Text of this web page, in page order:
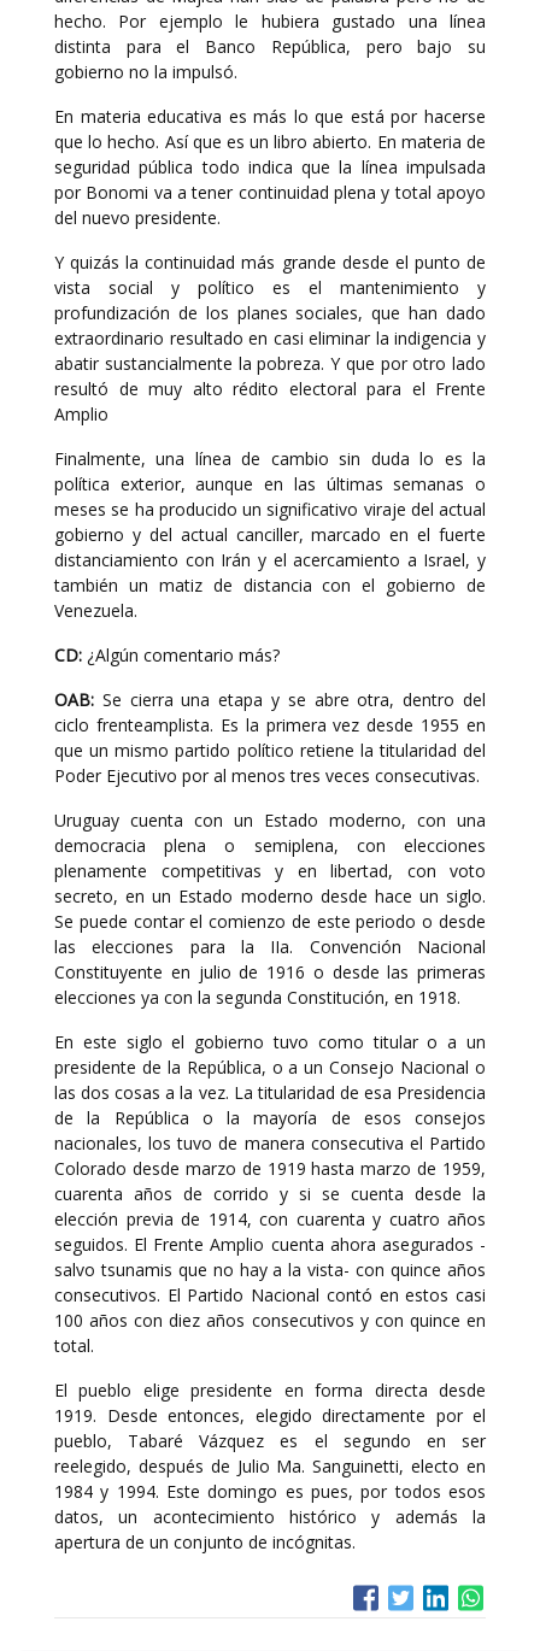
hecho. Por ejemplo le hubiera gustado una línea
distinta para el Banco República, pero bajo su
gobierno no la impulsó.
En materia educativa es más lo que está por hacerse
que lo hecho. Así que es un libro abierto. En materia de
seguridad pública todo indica que la línea impulsada
por Bonomi va a tener continuidad plena y total apoyo
del nuevo presidente.
Y quizás la continuidad más grande desde el punto de
vista social y político es el mantenimiento y
profundización de los planes sociales, que han dado
extraordinario resultado en casi eliminar la indigencia y
abatir sustancialmente la pobreza. Y que por otro lado
resultó de muy alto rédito electoral para el Frente
Amplio
Finalmente, una línea de cambio sin duda lo es la
política exterior, aunque en las últimas semanas o
meses se ha producido un significativo viraje del actual
gobierno y del actual canciller, marcado en el fuerte
distanciamiento con Irán y el acercamiento a Israel, y
también un matiz de distancia con el gobierno de
Venezuela.
CD: ¿Algún comentario más?
OAB: Se cierra una etapa y se abre otra, dentro del
ciclo frenteamplista. Es la primera vez desde 1955 en
que un mismo partido político retiene la titularidad del
Poder Ejecutivo por al menos tres veces consecutivas.
Uruguay cuenta con un Estado moderno, con una
democracia plena o semiplena, con elecciones
plenamente competitivas y en libertad, con voto
secreto, en un Estado moderno desde hace un siglo.
Se puede contar el comienzo de este periodo o desde
las elecciones para la IIa. Convención Nacional
Constituyente en julio de 1916 o desde las primeras
elecciones ya con la segunda Constitución, en 1918.
En este siglo el gobierno tuvo como titular o a un
presidente de la República, o a un Consejo Nacional o
las dos cosas a la vez. La titularidad de esa Presidencia
de la República o la mayoría de esos consejos
nacionales, los tuvo de manera consecutiva el Partido
Colorado desde marzo de 1919 hasta marzo de 1959,
cuarenta años de corrido y si se cuenta desde la
elección previa de 1914, con cuarenta y cuatro años
seguidos. El Frente Amplio cuenta ahora asegurados -
salvo tsunamis que no hay a la vista- con quince años
consecutivos. El Partido Nacional contó en estos casi
100 años con diez años consecutivos y con quince en
total.
El pueblo elige presidente en forma directa desde
1919. Desde entonces, elegido directamente por el
pueblo, Tabaré Vázquez es el segundo en ser
reelegido, después de Julio Ma. Sanguinetti, electo en
1984 y 1994. Este domingo es pues, por todos esos
datos, un acontecimiento histórico y además la
apertura de un conjunto de incógnitas.